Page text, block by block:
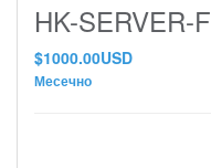
HK-SERVER-F
$1000.00USD
Месечно